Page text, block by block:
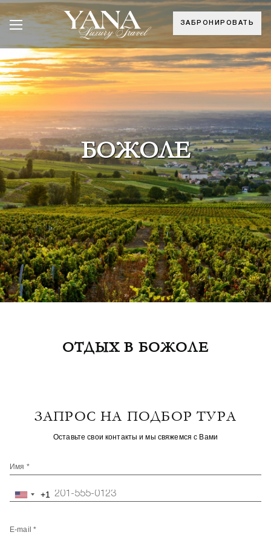
ЗАБРОНИРОВАТЬ
БОЖОЛЕ
ОТДЫХ В БОЖОЛЕ
ЗАПРОС НА ПОДБОР ТУРА
Оставьте свои контакты и мы свяжемся с Вами
Имя *
United+1
E-mail *